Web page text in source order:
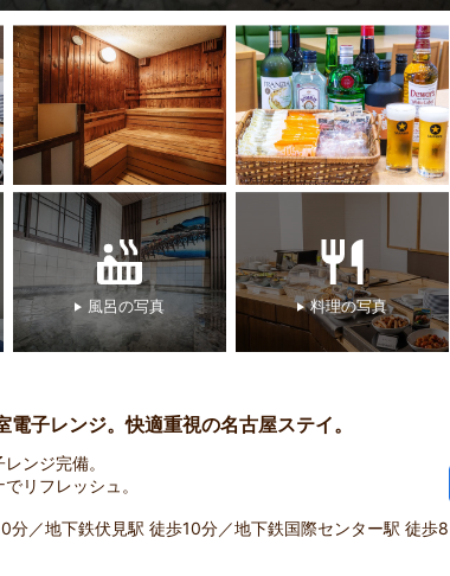
風呂の写真 料理の写真
子レンジ。快適重視の名古屋ステイ。
ンジ完備。
リフレッシュ。
分／地下鉄伏見駅 徒歩10分／地下鉄国際センター駅 徒歩8